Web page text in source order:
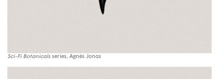
Sci-Fi Botanicals series, Agnès Jonas